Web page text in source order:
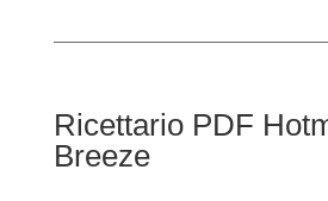
Ricettario PDF
Breeze